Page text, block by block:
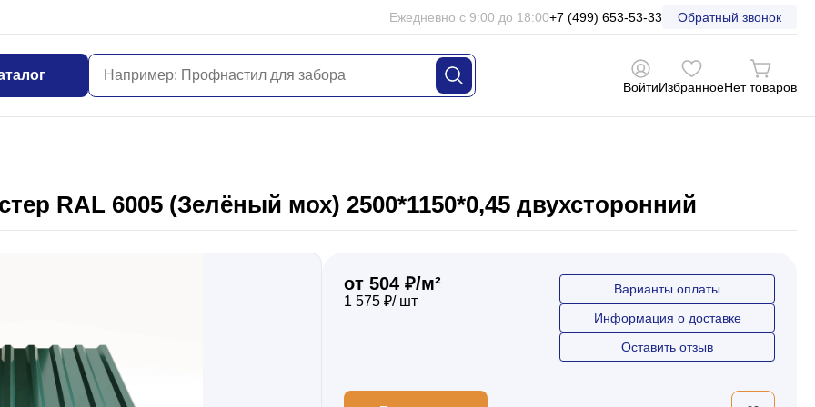
Ежедневно с 9:00 до 18:00+7 (499) 653-53-33 Обратный звонок
ВойтиИзбранноеНет товаров
RAL 6005 (Зелёный мох) 2500*1150*0,45 двухсторонний
от 504 ₽/м²
1 575 ₽/ шт
Варианты оплаты
Информация о доставке
Оставить отзыв